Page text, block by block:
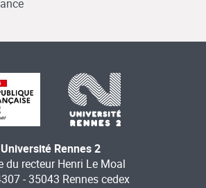
Université Rennes 2
du recteur Henri Le Moal
- 35043 Rennes cedex